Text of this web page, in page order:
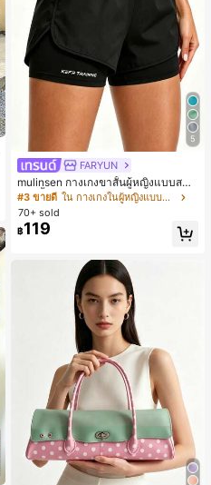
5
FARYUN
mulinsen กางเกงขาสั้นผู้หญิงแบบสบา
ยๆ สีพื้น หลวม อเนกประสงค์ กางเกงขา
สั้นกีฬา 2-In-1 สำหรับวิ่ง ฟิตเนส และก
ารฝึกซ้อมกีฬาในฤดูร้อน
#3 ขายดี
ใน กางเกงในผู้หญิงแบบแอคทีฟ
70+ sold
฿119